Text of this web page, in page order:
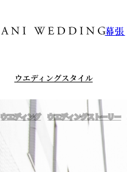
幕張
ウエディングスタイル
ウエディング ウエディングストーリー